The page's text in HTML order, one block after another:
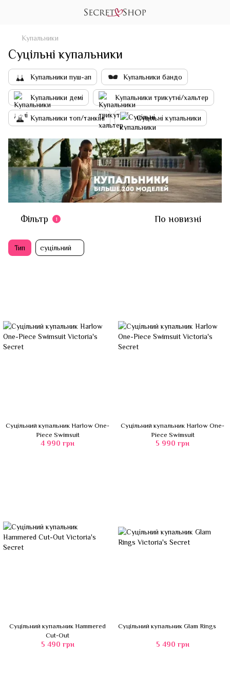
Купальники
Суцільні купальники
Купальники пуш-ап Купальники бандо
Купальники демі Купальники трикутні/хальтер
Купальники топ/танкіні Суцільні купальники
Фільтр 1 По новизні
Тип суцільний
Суцільний купальник Harlow One-
Piece Swimsuit
4 990 грн
Суцільний купальник Harlow One-
Piece Swimsuit
5 990 грн
Суцільний купальник Hammered
Cut-Out
5 490 грн
Суцільний купальник Glam Rings
5 490 грн